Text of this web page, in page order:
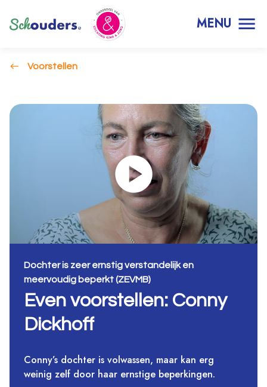
MENU
Voorstellen
Dochter is zeer ernstig verstandelijk en
meervoudig beperkt (ZEVMB)
Even voorstellen: Conny
Dickhoff
Conny’s dochter is volwassen, maar kan erg
weinig zelf door haar ernstige beperkingen.